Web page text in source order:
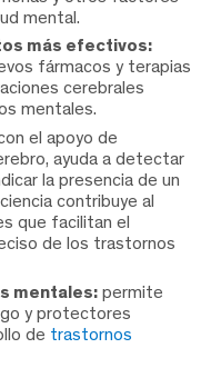
mental.
más efectivos:
fármacos y terapias
cerebrales
mentales.
el apoyo de
ayuda a detectar
la presencia de un
contribuye al
que facilitan el
de los trastornos
mentales: permite
y protectores
de trastornos